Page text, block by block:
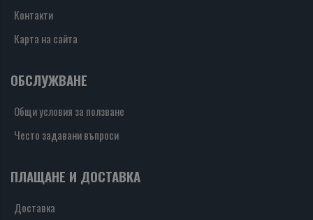
Контакти
Карта на сайта
ОБСЛУЖВАНЕ
Общи условия за ползване
Често задавани въпроси
ПЛАЩАНЕ И ДОСТАВКА
Доставка